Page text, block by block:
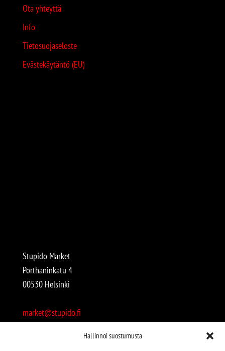
Hallinnoi suostumusta
Ota yhteyttä
Info
Tietosuojaseloste
Evästekäytäntö (EU)
Stupido Market
Porthaninkatu 4
00530 Helsinki
market@stupido.fi